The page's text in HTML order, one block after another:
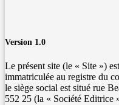
Version 1.0
Le présent site (le « Site »)
immatriculée au registre du
le siège social est situé rue
552 25 (la « Société Editrice